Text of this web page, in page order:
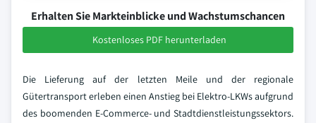
Erhalten Sie Markteinblicke und Wachstumschancen
Kostenloses PDF herunterladen
Die Lieferung auf der letzten Meile und der regionale
Gütertransport erleben einen Anstieg bei Elektro-LKWs aufgrund
des boomenden E-Commerce- und Stadtdienstleistungssektors.